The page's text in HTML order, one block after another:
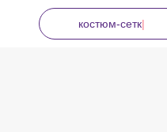
костюм-сетка